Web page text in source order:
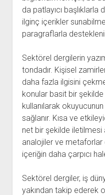
da patlayıcı
ilginç içerikler
paragraflarla
Sektörel dergilerin
tondadır. Kişisel
daha fazla ilgisini
konular basit bir şekilde
kullanılarak
sağlanır. Kısa ve
net bir şekilde iletilmesi
analojiler ve
içeriğin daha çarpıcı
Sektörel dergiler, iş
yakından takip ederek